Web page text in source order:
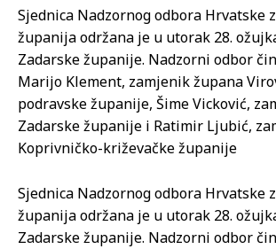
Sjednica Nadzornog odbora Hrvatske
županija održana je u utorak 28.
Zadarske županije. Nadzorni odbor
Marijo Klement, zamjenik župana
podravske županije, Šime Vicković,
Zadarske županije i Ratimir Ljubić,
Koprivničko-križevačke županije
Sjednica Nadzornog odbora Hrvatske
županija održana je u utorak 28.
Zadarske županije. Nadzorni odbor